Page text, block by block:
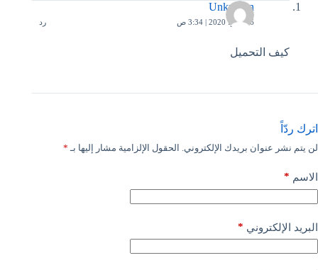
Unknown
26 مايو، 2020 | 3:34 ص رد
كيف التحميل
اترك ردّاً
لن يتم نشر عنوان بريدك الإلكتروني. الحقول الإلزامية مشار إليها بـ *
الاسم *
البريد الإلكتروني *